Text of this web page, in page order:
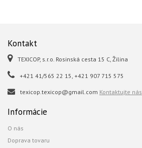
Kontakt
TEXICOP, s.r.o. Rosinská cesta 15 C, Žilina
+421 41/565 22 15, +421 907 715 575
texicop.texicop@gmail.com Kontaktujte nás
Informácie
O nás
Doprava tovaru